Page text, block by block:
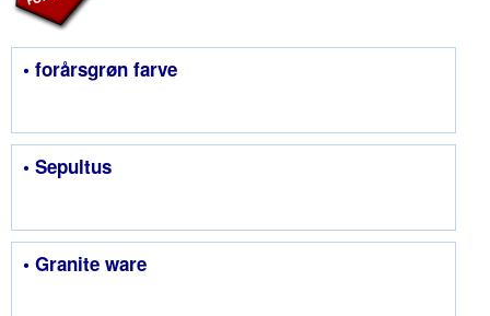
• forårsgrøn farve
• Sepultus
• Granite ware